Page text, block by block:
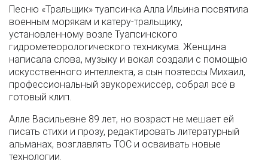
Песню «Тральщик» туапсинка Алла Ильина посвятила
военным морякам и катеру-тральщику,
установленному возле Туапсинского
гидрометеорологического техникума. Женщина
написала слова, музыку и вокал создали с помощью
искусственного интеллекта, а сын поэтессы Михаил,
профессиональный звукорежиссёр, собрал всё в
готовый клип.
Алле Васильевне 89 лет, но возраст не мешает ей
писать стихи и прозу, редактировать литературный
альманах, возглавлять ТОС и осваивать новые
технологии.